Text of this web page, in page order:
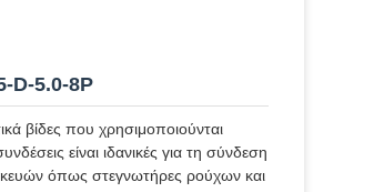
D-5.0-8P
βίδες που χρησιμοποιούνται
είναι ιδανικές για τη σύνδεση
όπως στεγνωτήρες ρούχων και